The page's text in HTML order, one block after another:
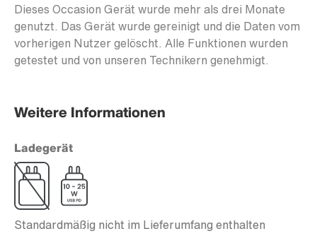
Dieses Occasion Gerät wurde mehr als drei Monate
genutzt. Das Gerät wurde gereinigt und die Daten vom
vorherigen Nutzer gelöscht. Alle Funktionen wurden
getestet und von unseren Technikern genehmigt.
Weitere Informationen
Ladegerät
Standardmäßig nicht im Lieferumfang enthalten